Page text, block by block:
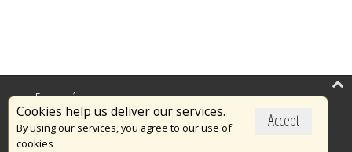
Accept
Cookies help us deliver our services.
By using our services, you agree to our use of
cookies
Επικαιρότητα
Το Πυροσβεστικό Σώμα